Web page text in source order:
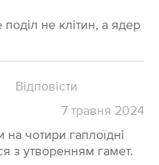
не клітин, а ядер
Відповісти
7травня 2024
на чотири гаплоїдні
з утворенням гамет.